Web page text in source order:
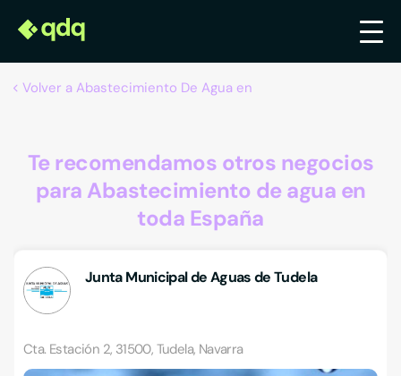
Volver a Abastecimiento De Agua en
Te recomendamos otros negocios
para Abastecimiento de agua en
toda España
Junta Municipal de Aguas de Tudela
Cta. Estación 2, 31500, Tudela, Navarra